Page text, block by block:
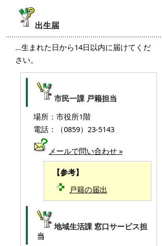
出生届
…生まれた日から14日以内に届けてくだ
さい。
市民一課 戸籍担当
場所：市役所1階
電話：（0859）23-5143
メールで問い合わせ »
【参考】
戸籍の届出
地域生活課 窓口サービス担
当